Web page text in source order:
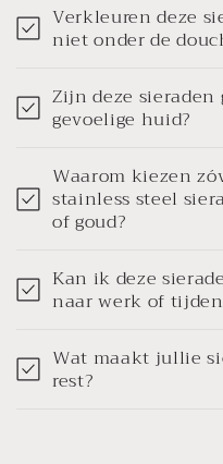
Verkleuren deze
niet onder de
Zijn deze
gevoelige huid?
Waarom kiezen
stainless steel
of goud?
Kan ik deze
naar werk of
Wat maakt jullie
rest?